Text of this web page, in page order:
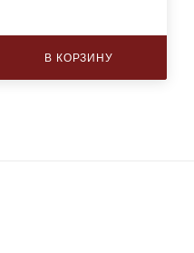
В КОРЗИНУ